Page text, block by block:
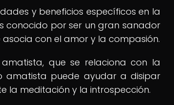
y beneficios específicos en la
conocido por ser un gran sanador
con el amor y la compasión.
que se relaciona con la
amatista puede ayudar a disipar
la meditación y la introspección.